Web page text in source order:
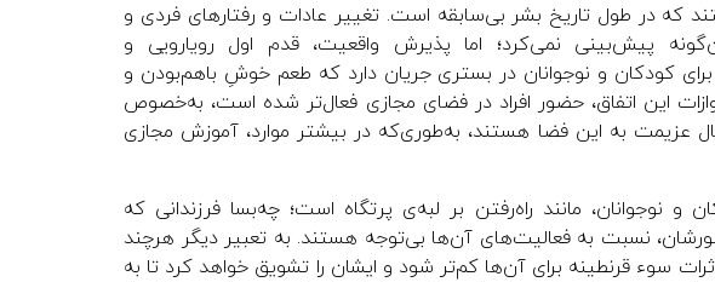
که در طول تاریخ بشر بی‌سابقه است. تغییر عادات و رفتارهای فردی و
پیش‌بینی نمی‌کرد؛ اما پذیرش واقعیت، قدم اول رویارویی و
کودکان و نوجوانان در بستری جریان دارد که طعم خوشِ باهم‌بودن و
این اتفاق، حضور افراد در فضای مجازی فعال‌تر شده است، به‌خصوص
عزیمت به این فضا هستند، به‌طوری‌که در بیشتر موارد، آموزش مجازی
مانند راه‌رفتن بر لبه‌ی پرتگاه است؛ چه‌بسا فرزندانی که
نسبت به فعالیت‌های آن‌ها بی‌توجه هستند. به تعبیر دیگر هرچند
سوء قرنطینه برای آن‌ها کم‌‌تر شود و ایشان را تشویق خواهد کرد تا به